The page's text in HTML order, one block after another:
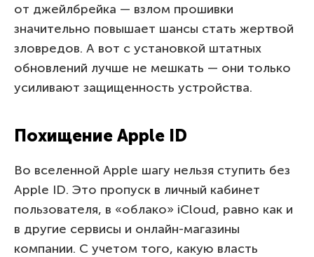
от джейлбрейка — взлом прошивки
значительно повышает шансы стать жертвой
зловредов. А вот с установкой штатных
обновлений лучше не мешкать — они только
усиливают защищенность устройства.
Похищение Apple ID
Во вселенной Apple шагу нельзя ступить без
Apple ID. Это пропуск в личный кабинет
пользователя, в «облако» iCloud, равно как и
в другие сервисы и онлайн-магазины
компании. С учетом того, какую власть